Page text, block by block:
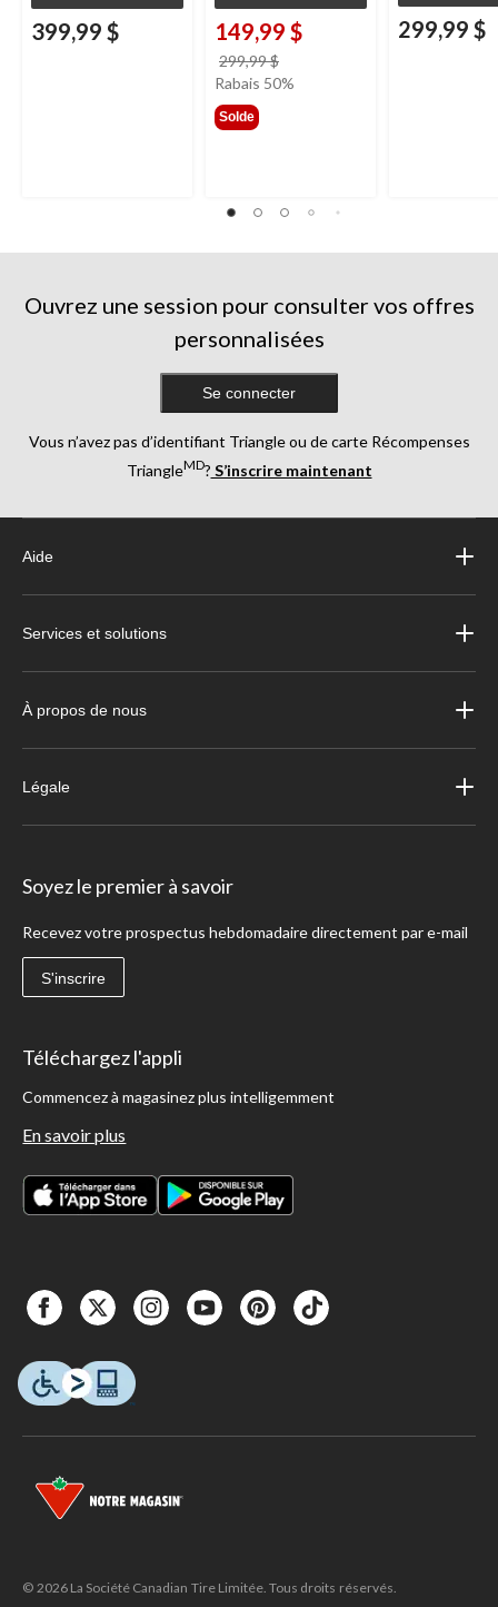
399,99 $ 149,99 $
299,99 $
était
Rabais 50%
Solde
299,99 $
Ouvrez une session pour consulter vos offres
personnalisées
Se connecter
Vous n’avez pas d’identifiant Triangle ou de carte Récompenses
TriangleMD? S’inscrire maintenant
Aide
Services et solutions
À propos de nous
Légale
Soyez le premier à savoir
Recevez votre prospectus hebdomadaire directement par e-mail
S'inscrire
Téléchargez l'appli
Commencez à magasinez plus intelligemment
En savoir plus
© 2026 La Société Canadian Tire Limitée. Tous droits réservés.